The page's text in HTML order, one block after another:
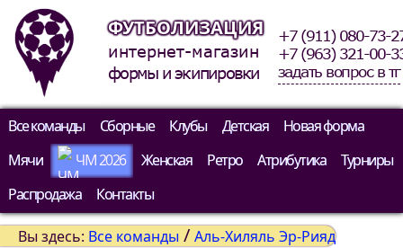
ФУТБОЛИЗАЦИЯ
интернет-магазин
формы и экипировки
+7 (911) 080-73-
+7 (963) 321-00-
задать вопрос в тг
Все команды Сборные Клубы Детская
Новая форма
Мячи
ЧМ 2026 Женская Ретро Атрибутика
Турниры
Распродажа
Контакты
Вы здесь: Все команды / Аль-Хиляль Эр-Рияд